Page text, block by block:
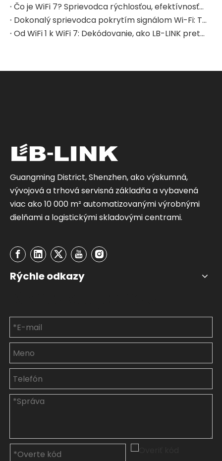
Čo je WiFi 7? Sprievodca rýchlosťou, efektívnosťou a aplikáciami v reálnom svete na rok 2025
Dokonalý sprievodca pokrytím signálom Wi-Fi: Technické princípy a pokročilé tipy na optimalizáciu na rok 2025 (s testovacími údajmi a kontrolným zoznamom pre výber zariadenia)
Od WiFi 1 k WiFi 7: Dekódovanie, ako LB-LINK pretvára zážitok z domácej siete
Guangming District, Shenzhen, ako výskumná,
vývojová a trhová servisná základňa a vybavená
viac ako 10 000 m² automatizovanými výrobnými
dielňami a logistickými skladovými centrami.
Rýchle odkazy